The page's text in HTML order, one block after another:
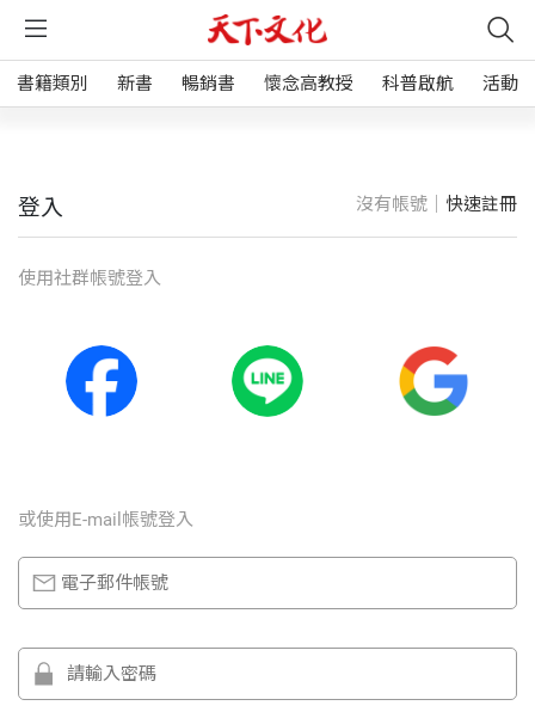
書籍類別 新書 暢銷書 懷念高教授 科普啟航 活動
登入 沒有帳號｜ 快速註冊
使⽤社群帳號登入
或使⽤E-mail帳號登入